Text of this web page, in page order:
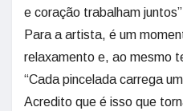
e coração trabalham
Para a artista, é um
relaxamento e, ao mesmo
“Cada pincelada carrega
Acredito que é isso que